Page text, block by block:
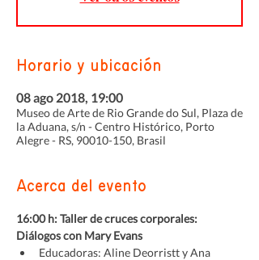
Horario y ubicación
08 ago 2018, 19:00
Museo de Arte de Rio Grande do Sul, Plaza de
la Aduana, s/n - Centro Histórico, Porto
Alegre - RS, 90010-150, Brasil
Acerca del evento
16:00 h: Taller de cruces corporales:
Diálogos con Mary Evans
Educadoras: Aline Deorristt y Ana